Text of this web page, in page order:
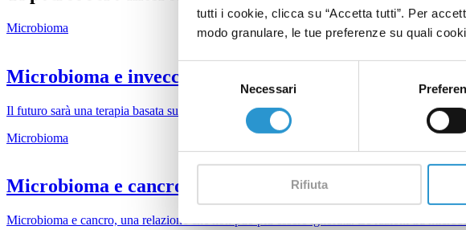
tutti i cookie, clicca su “Accetta tutti”. Per
modo granulare, le tue preferenze su quali
del
Necessari
Rifiuta
Microbioma
Microbioma e invecchiamento
Il futuro sarà una terapia basata sul micorbioma: uso di probiotici invece degli antibiotici...
Microbioma
Microbioma e cancro
Microbioma e cancro, una relazione che non può più essere ignorata. Le razioni tra